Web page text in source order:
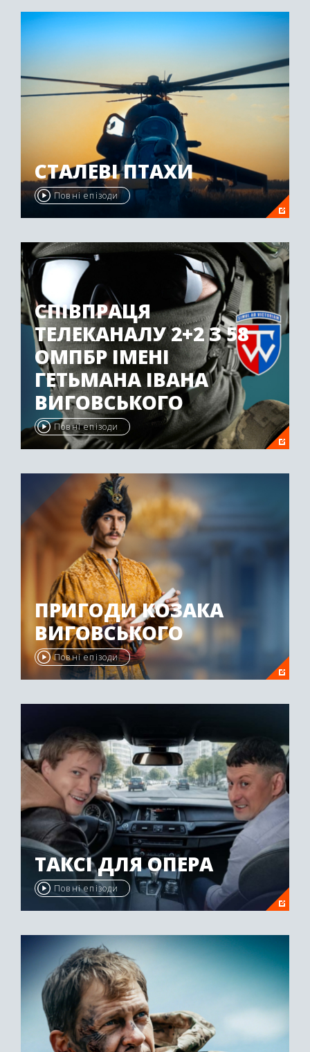
СТАЛЕВІ ПТАХИ
Повні епізоди
СПІВПРАЦЯ
ТЕЛЕКАНАЛУ 2+2 З 58
ОМПБР ІМЕНІ
ГЕТЬМАНА ІВАНА
ВИГОВСЬКОГО
Повні епізоди
ПРИГОДИ КОЗАКА
ВИГОВСЬКОГО
Повні епізоди
ТАКСІ ДЛЯ ОПЕРА
Повні епізоди